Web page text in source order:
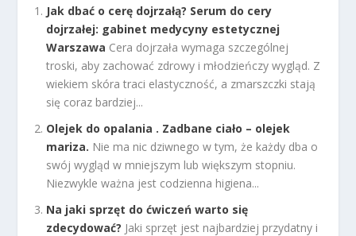
Jak dbać o cerę dojrzałą? Serum do cery
dojrzałej: gabinet medycyny estetycznej
Warszawa Cera dojrzała wymaga szczególnej
troski, aby zachować zdrowy i młodzieńczy wygląd. Z
wiekiem skóra traci elastyczność, a zmarszczki stają
się coraz bardziej...
Olejek do opalania . Zadbane ciało – olejek
mariza. Nie ma nic dziwnego w tym, że każdy dba o
swój wygląd w mniejszym lub większym stopniu.
Niezwykle ważna jest codzienna higiena...
Na jaki sprzęt do ćwiczeń warto się
zdecydować? Jaki sprzęt jest najbardziej przydatny i